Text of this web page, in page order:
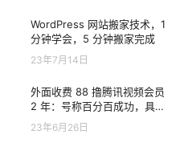
WordPress 网站搬家技术，1
分钟学会，5 分钟搬家完成
23年7月14日
外面收费 88 撸腾讯视频会员
2 年：号称百分百成功，具体
自测
23年6月26日